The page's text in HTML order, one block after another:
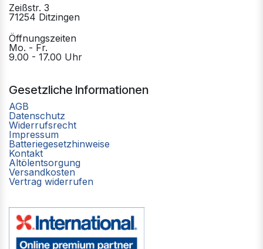
Zeißstr. 3
71254 Ditzingen
Öffnungszeiten
Mo. - Fr.
9.00 - 17.00 Uhr
Gesetzliche Informationen
AGB
Datenschutz
Widerrufsrecht
Impressum
Batteriegesetzhinweise
Kontakt
Altölentsorgung
Versandkosten
Vertrag widerrufen